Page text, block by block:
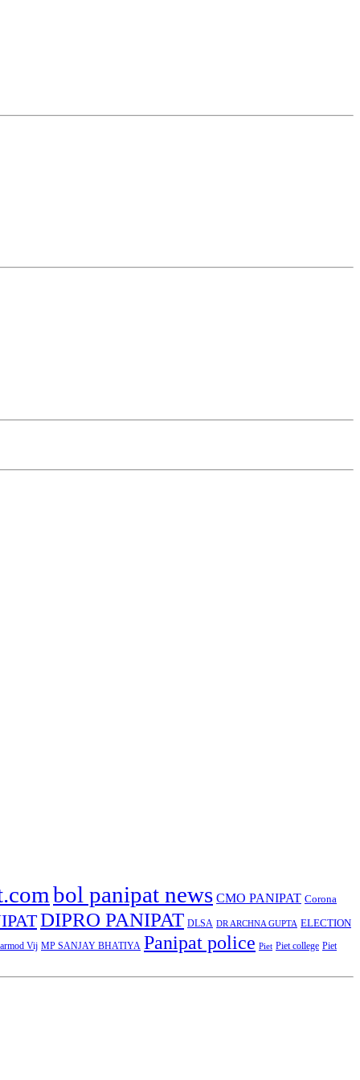
bol panipat news CMO PANIPAT Corona
DIPRO PANIPAT DLSA DR ARCHNA GUPTA ELECTION
Vij MP SANJAY BHATIYA Panipat police Piet Piet college Piet